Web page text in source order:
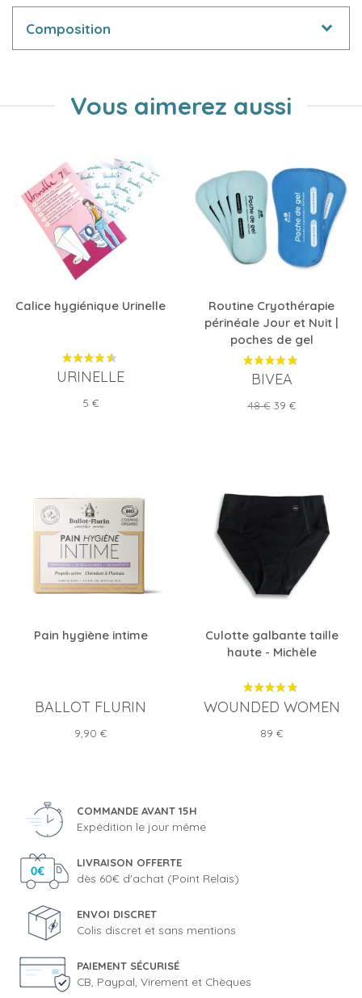
Composition
Vous aimerez aussi
Calice hygiénique Urinelle
URINELLE
Prix
5 €
Routine Cryothérapie
périnéale Jour et Nuit |
poches de gel
BIVEA
Prix
48 € Prix
39 €
Pain hygiène intime
BALLOT FLURIN
Prix
9,90 €
Culotte galbante taille
haute - Michèle
WOUNDED WOMEN
Prix
89 €
COMMANDE AVANT 15H
Expédition le jour même
LIVRAISON OFFERTE
dès 60€ d'achat (Point Relais)
ENVOI DISCRET
Colis discret et sans mentions
PAIEMENT SÉCURISÉ
CB, Paypal, Virement et Chèques